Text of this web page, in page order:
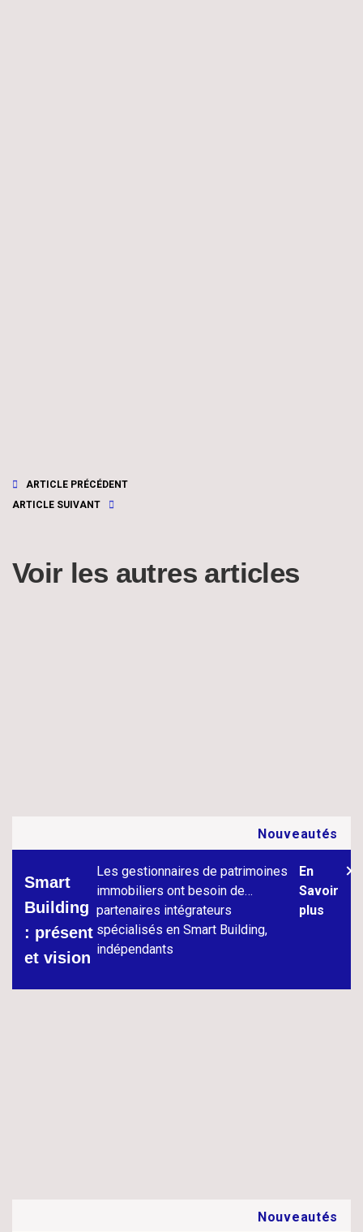
ARTICLE PRÉCÉDENT
ARTICLE SUIVANT
Voir les autres articles
Nouveautés
Smart
Building
: présent
et vision
Les gestionnaires de patrimoines
immobiliers ont besoin de
partenaires intégrateurs
spécialisés en Smart Building,
indépendants
En
Savoir
plus
Nouveautés